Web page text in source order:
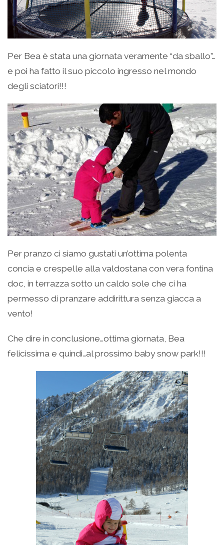
Per Bea è stata una giornata veramente “da sballo”…
e poi ha fatto il suo piccolo ingresso nel mondo
degli sciatori!!!
Per pranzo ci siamo gustati un’ottima polenta
concia e crespelle alla valdostana con vera fontina
doc, in terrazza sotto un caldo sole che ci ha
permesso di pranzare addirittura senza giacca a
vento!
Che dire in conclusione…ottima giornata, Bea
felicissima e quindi…al prossimo baby snow park!!!